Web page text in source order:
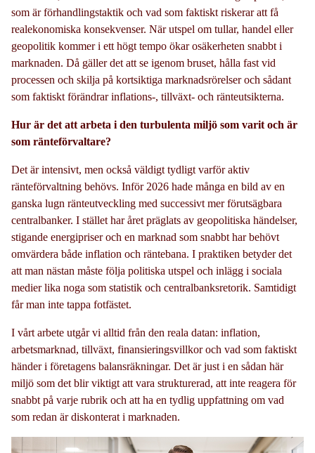
som är förhandlingstaktik och vad som faktiskt riskerar att få
realekonomiska konsekvenser. När utspel om tullar, handel eller
geopolitik kommer i ett högt tempo ökar osäkerheten snabbt i
marknaden. Då gäller det att se igenom bruset, hålla fast vid
processen och skilja på kortsiktiga marknadsrörelser och sådant
som faktiskt förändrar inflations-, tillväxt- och ränteutsikterna.
Hur är det att arbeta i den turbulenta miljö som varit och är
som ränteförvaltare?
Det är intensivt, men också väldigt tydligt varför aktiv
ränteförvaltning behövs. Inför 2026 hade många en bild av en
ganska lugn ränteutveckling med successivt mer förutsägbara
centralbanker. I stället har året präglats av geopolitiska händelser,
stigande energipriser och en marknad som snabbt har behövt
omvärdera både inflation och räntebana. I praktiken betyder det
att man nästan måste följa politiska utspel och inlägg i sociala
medier lika noga som statistik och centralbanksretorik. Samtidigt
får man inte tappa fotfästet.
I vårt arbete utgår vi alltid från den reala datan: inflation,
arbetsmarknad, tillväxt, finansieringsvillkor och vad som faktiskt
händer i företagens balansräkningar. Det är just i en sådan här
miljö som det blir viktigt att vara strukturerad, att inte reagera för
snabbt på varje rubrik och att ha en tydlig uppfattning om vad
som redan är diskonterat i marknaden.